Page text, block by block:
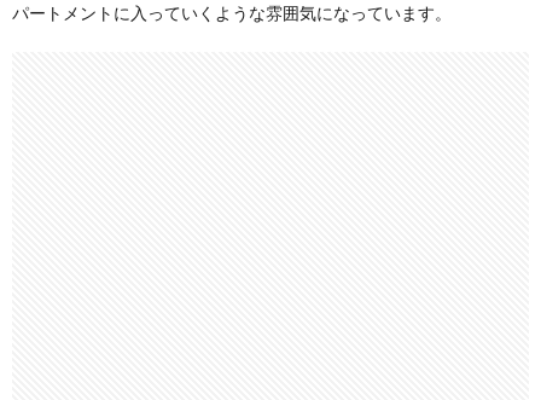
パートメントに入っていくような雰囲気になっています。